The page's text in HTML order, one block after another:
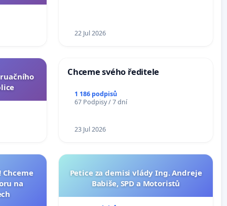
ústavní
22 Jul 2026
Chceme svého ředitele
1 186 podpisů
67 Podpisy / 7 dní
23 Jul 2026
Chceme
na
Petice za demisi vlády Ing. Andreje
Babiše, SPD a Motoristů